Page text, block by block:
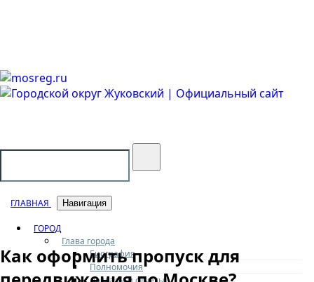
ГЛАВНАЯ Навигация
ГОРОД
Глава города
Биография
Полномочия
Как оформить пропуск для